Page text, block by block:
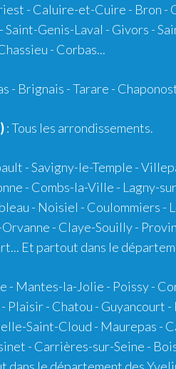
- Caluire-et-Cuire - Bron -
-Saint-Genis-Laval - Givors -
- Corbas...
- Brignais -Tarare -
: Tous les arrondissements.
- Savigny-le-Temple -
- Combs-la-Ville -
- Noisiel - Coulommiers -
- Claye-Souilly -
Et partout dans le
- Mantes-la-Jolie - Poissy -
- Chatou - Guyancourt
Saint-Cloud - Maurepas -
- Carrières-sur-Seine -